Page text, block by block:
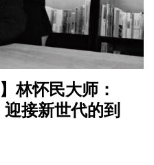
林怀民大师：
迎接新世代的到